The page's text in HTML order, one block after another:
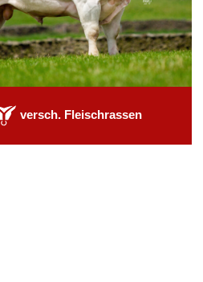
versch. Fleischrassen